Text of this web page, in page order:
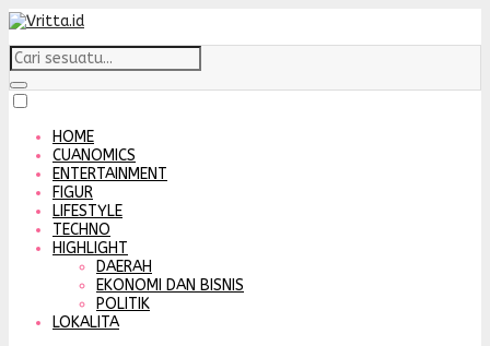
HOME
CUANOMICS
ENTERTAINMENT
FIGUR
LIFESTYLE
TECHNO
HIGHLIGHT
DAERAH
EKONOMI DAN BISNIS
POLITIK
LOKALITA